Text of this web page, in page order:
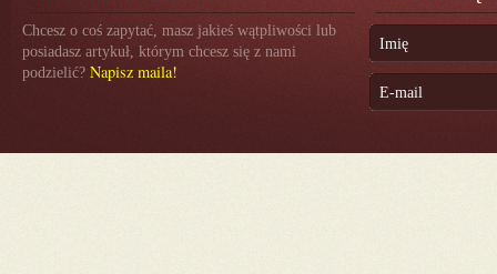
Chcesz o coś zapytać, masz jakieś wątpliwości lub
posiadasz artykuł, którym chcesz się z nami
podzielić? Napisz maila!